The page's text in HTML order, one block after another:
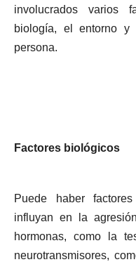
involucrados varios
biología, el entorno
persona.
Factores biológicos
Puede haber
influyan en la
hormonas, como la
neurotransmisores,